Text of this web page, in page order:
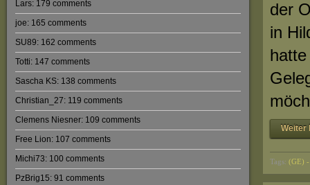
Lars: 179 comments
joe: 165 comments
SU89: 162 comments
Totti: 147 comments
Sascha KS: 138 comments
Christian_27: 119 comments
Clemens Niesner: 109 comments
Free Lion: 107 comments
Michi73: 100 comments
PzBrig15: 91 comments
der
in
Weiter
Tags: (GE) -